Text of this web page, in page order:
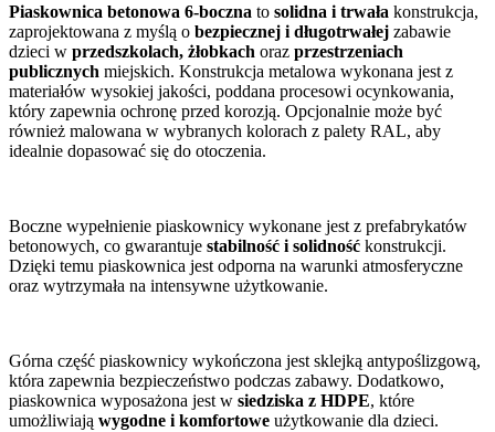
Piaskownica betonowa 6-boczna to solidna i trwała konstrukcja,
zaprojektowana z myślą o bezpiecznej i długotrwałej zabawie
dzieci w przedszkolach, żłobkach oraz przestrzeniach
publicznych miejskich. Konstrukcja metalowa wykonana jest z
materiałów wysokiej jakości, poddana procesowi ocynkowania,
który zapewnia ochronę przed korozją. Opcjonalnie może być
również malowana w wybranych kolorach z palety RAL, aby
idealnie dopasować się do otoczenia.
Boczne wypełnienie piaskownicy wykonane jest z prefabrykatów
betonowych, co gwarantuje stabilność i solidność konstrukcji.
Dzięki temu piaskownica jest odporna na warunki atmosferyczne
oraz wytrzymała na intensywne użytkowanie.
Górna część piaskownicy wykończona jest sklejką antypoślizgową,
która zapewnia bezpieczeństwo podczas zabawy. Dodatkowo,
piaskownica wyposażona jest w siedziska z HDPE, które
umożliwiają wygodne i komfortowe użytkowanie dla dzieci.